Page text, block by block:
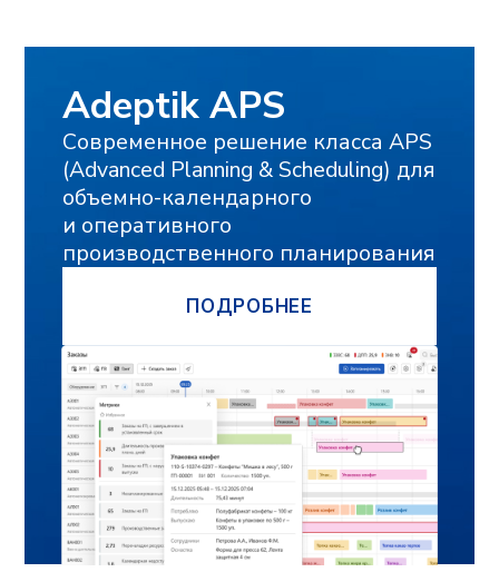
КОНТАКТНЫЙ НОМЕР ТЕЛЕФОНА
Я подтверждаю, что ознакомлен(а) и
соглашаюсь сполитикой в отношении
обработки персональных данных , а
также даю свое согласие на обработку
и использование моих персональных
данных и соглашаюсь
получать рекламную рассылку